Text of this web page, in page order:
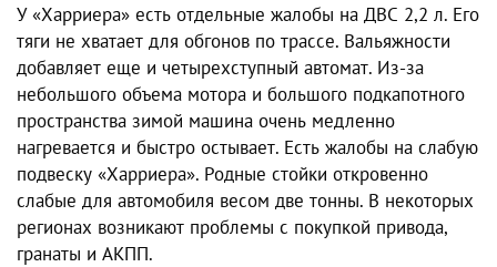
У «Харриера» есть отдельные жалобы на ДВС 2,2 л. Его
тяги не хватает для обгонов по трассе. Вальяжности
добавляет еще и четырехступный автомат. Из-за
небольшого объема мотора и большого подкапотного
пространства зимой машина очень медленно
нагревается и быстро остывает. Есть жалобы на слабую
подвеску «Харриера». Родные стойки откровенно
слабые для автомобиля весом две тонны. В некоторых
регионах возникают проблемы с покупкой привода,
гранаты и АКПП.